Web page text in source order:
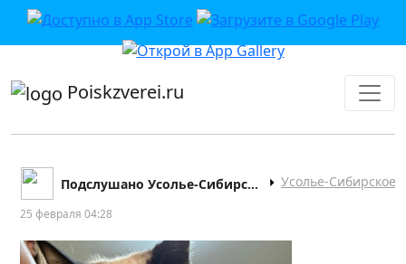
приложении или в VK">
Poiskzverei.ru
Подслушано Усолье-Сибирское Усолье-Сибирское
25 февраля 04:28